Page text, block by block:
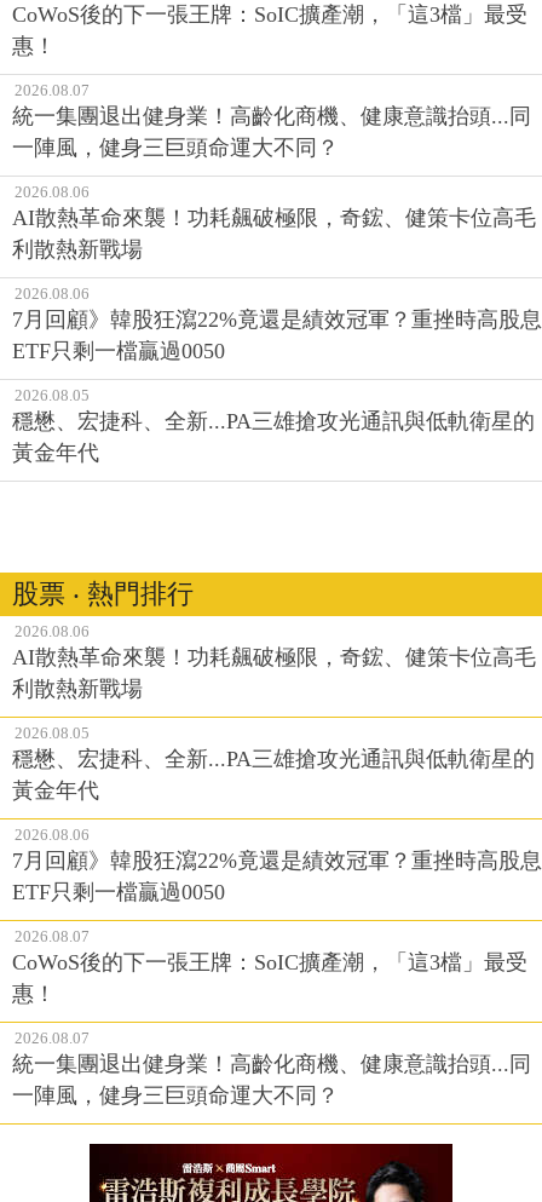
CoWoS後的下一張王牌：SoIC擴產潮，「這3檔」最受
惠！
2026.08.07
統一集團退出健身業！高齡化商機、健康意識抬頭...同
一陣風，健身三巨頭命運大不同？
2026.08.06
AI散熱革命來襲！功耗飆破極限，奇鋐、健策卡位高毛
利散熱新戰場
2026.08.06
7月回顧》韓股狂瀉22%竟還是績效冠軍？重挫時高股息
ETF只剩一檔贏過0050
2026.08.05
穩懋、宏捷科、全新...PA三雄搶攻光通訊與低軌衛星的
黃金年代
股票 ‧ 熱門排行
2026.08.06
AI散熱革命來襲！功耗飆破極限，奇鋐、健策卡位高毛
利散熱新戰場
2026.08.05
穩懋、宏捷科、全新...PA三雄搶攻光通訊與低軌衛星的
黃金年代
2026.08.06
7月回顧》韓股狂瀉22%竟還是績效冠軍？重挫時高股息
ETF只剩一檔贏過0050
2026.08.07
CoWoS後的下一張王牌：SoIC擴產潮，「這3檔」最受
惠！
2026.08.07
統一集團退出健身業！高齡化商機、健康意識抬頭...同
一陣風，健身三巨頭命運大不同？